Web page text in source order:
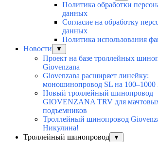
Политика обработки
данных
Согласие на обработку
данных
Политика использования
Новости
▼
Проект на базе троллейных
Giovenzana
Giovenzana расширяет линейку:
моношинопровод SL на
Новый троллейный шинопровод
GIOVENZANA TRV для
подъемников
Троллейный шинопровод
Никулина!
Троллейный шинопровод
▼